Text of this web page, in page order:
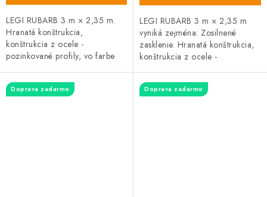
LEGI RUBARB 3 m × 2,35 m.
Hranatá konštrukcia,
konštrukcia z ocele -
pozinkované profily, vo farbe
komôrkový polykarbonát hrúbky
4 mm. Rozstup...
LEGI RUBARB 3 m × 2,35 m
vyniká zejména: Zosilnené
zasklenie. Hranatá konštrukcia,
konštrukcia z ocele -
strieborná. Zasklenie tvorí
komôrkový...
Doprava zadarmo Doprava zadarmo